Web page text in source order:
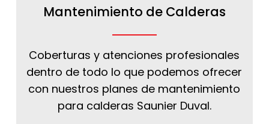
Mantenimiento de Calderas
Coberturas y atenciones profesionales
dentro de todo lo que podemos ofrecer
con nuestros planes de mantenimiento
para calderas Saunier Duval.